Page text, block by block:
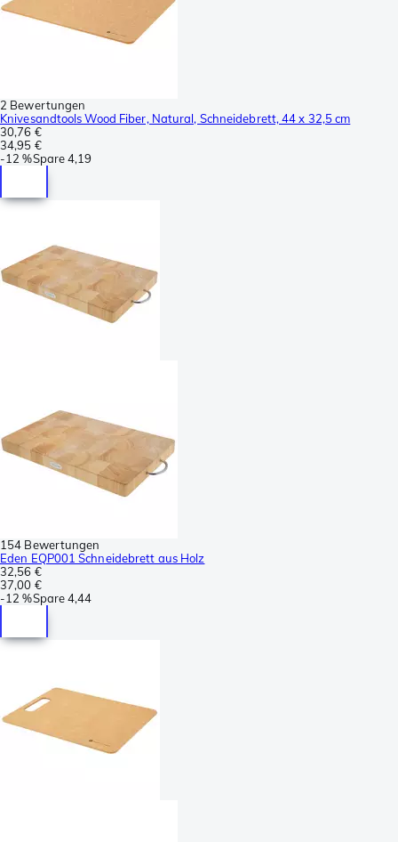
2 Bewertungen
Knivesandtools Wood Fiber, Natural, Schneidebrett, 44 x 32,5 cm
30,76 €
34,95 €
-12 %Spare4,19
154 Bewertungen
Eden EQP001 Schneidebrett aus Holz
32,56 €
37,00 €
-12 %Spare4,44